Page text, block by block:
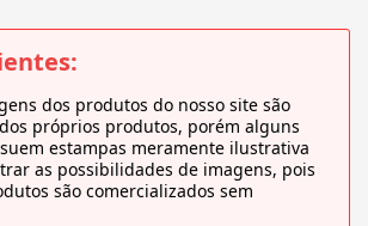
dos produtos do nosso site são
próprios produtos, porém alguns
estampas meramente ilustrativa
as possibilidades de imagens, pois
são comercializados sem